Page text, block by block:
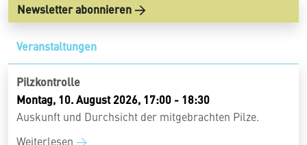
Newsletter abonnieren
Veranstaltungen
Pilzkontrolle
Montag, 10. August 2026, 17:00 - 18:30
Auskunft und Durchsicht der mitgebrachten Pilze.
Weiterlesen